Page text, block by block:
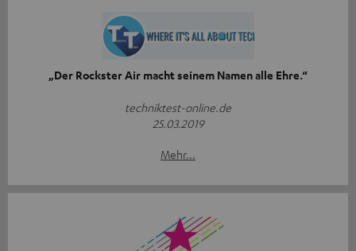
„Der Rockster Air macht seinem Namen alle Ehre.“
techniktest-online.de
25.03.2019
Mehr...